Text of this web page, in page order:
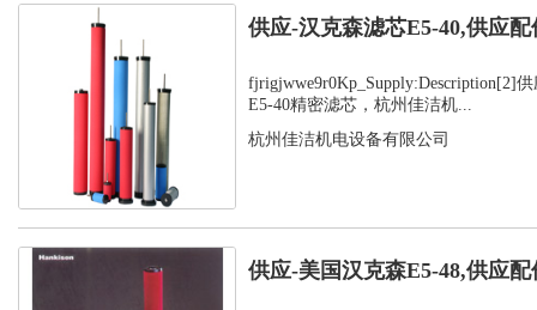
供应-汉克森滤芯E5-40,供应配
fjrigjwwe9r0Kp_Supply:Description[2]
E5-40精密滤芯，杭州佳洁机...
杭州佳洁机电设备有限公司
供应-美国汉克森E5-48,供应配